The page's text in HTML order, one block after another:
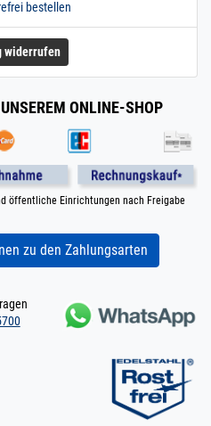
bestellen
widerrufen
ONLINE-SHOP
öffentliche Einrichtungen nach Freigabe
zu den Zahlungsarten